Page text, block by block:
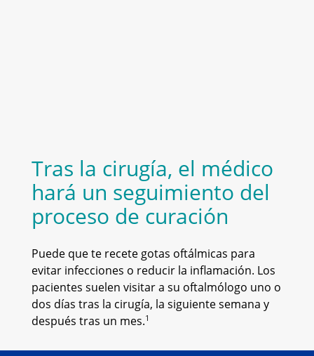
Tras la cirugía, el médico
hará un seguimiento del
proceso de curación
Puede que te recete gotas oftálmicas para
evitar infecciones o reducir la inflamación. Los
pacientes suelen visitar a su oftalmólogo uno o
dos días tras la cirugía, la siguiente semana y
después tras un mes.1